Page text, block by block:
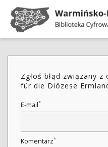
Zgłoś błąd związany
für die Diözese
E-mail*
Komentarz*